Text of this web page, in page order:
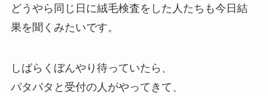
どうやら同じ日に絨毛検査をした人たちも今日結
果を聞くみたいです。
しばらくぼんやり待っていたら、
パタパタと受付の人がやってきて、